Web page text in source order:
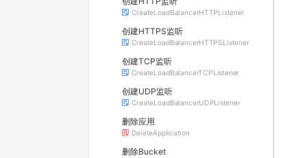
CreateLoadBalancerHTTPListener
创建HTTPS监听
CreateLoadBalancerHTTPSListener
创建TCP监听
CreateLoadBalancerTCPListener
创建UDP监听
CreateLoadBalancerUDPListener
删除应用
DeleteApplication
删除Bucket